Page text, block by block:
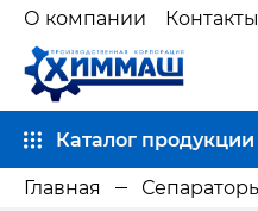
О компании Контакты
Каталог продукции
Главная